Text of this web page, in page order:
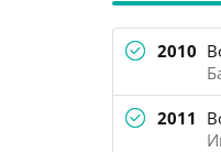
2010
2011